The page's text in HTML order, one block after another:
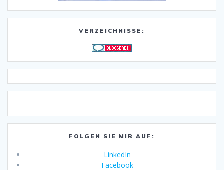
VERZEICHNISSE:
FOLGEN SIE MIR AUF:
LinkedIn
Facebook